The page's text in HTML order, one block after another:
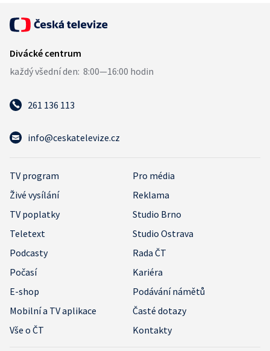
261 136 113
info@ceskatelevize.cz
TV program
Pro média
Živé vysílání
Reklama
TV poplatky
Studio Brno
Teletext
Studio Ostrava
Podcasty
Rada ČT
Počasí
Kariéra
E-shop
Podávání námětů
Mobilní a TV aplikace
Časté dotazy
Vše o ČT
Kontakty